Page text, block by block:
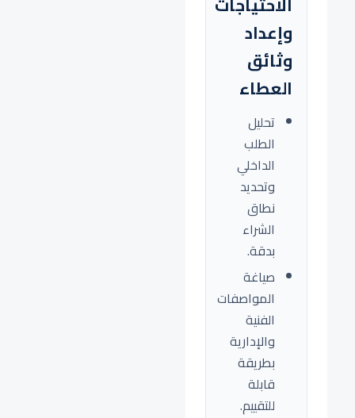
وإعداد
وثائق
العطاء
تحليل
الطلب
الداخلي
وتحديد
نطاق
الشراء
بدقة.
صياغة
المواصفات
الفنية
والإدارية
بطريقة
قابلة
للتقييم.